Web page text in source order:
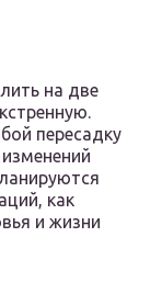
на две
пересадку
как
и жизни